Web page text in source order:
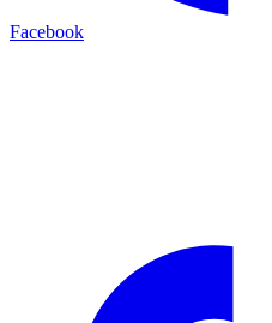
Facebook